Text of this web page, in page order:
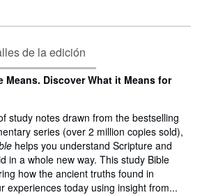
de la edición
Means. Discover What it Means for
study notes drawn from the bestselling
series (over 2 million copies sold),
helps you understand Scripture and
in a whole new way. This study Bible
how the ancient truths found in
experiences today using insight from...